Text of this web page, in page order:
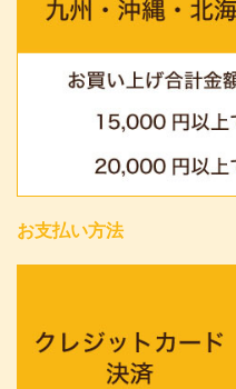
お支払い方法